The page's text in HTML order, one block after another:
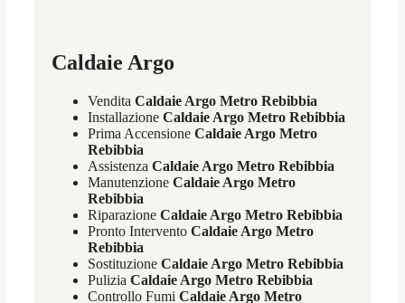
Caldaie Argo
Vendita Caldaie Argo Metro Rebibbia
Installazione Caldaie Argo Metro Rebibbia
Prima Accensione Caldaie Argo Metro
Rebibbia
Assistenza Caldaie Argo Metro Rebibbia
Manutenzione Caldaie Argo Metro
Rebibbia
Riparazione Caldaie Argo Metro Rebibbia
Pronto Intervento Caldaie Argo Metro
Rebibbia
Sostituzione Caldaie Argo Metro Rebibbia
Pulizia Caldaie Argo Metro Rebibbia
Controllo Fumi Caldaie Argo Metro